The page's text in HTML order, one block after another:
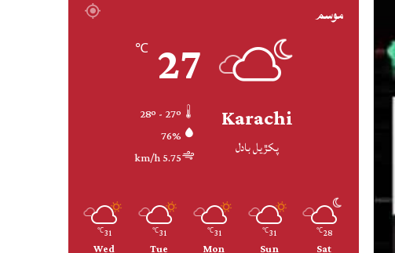
موسم
Karachi
پکڙيل بادل
27
℃
76%
5.75 km/h
28
℃
31
℃
31
℃
31
℃
31
℃